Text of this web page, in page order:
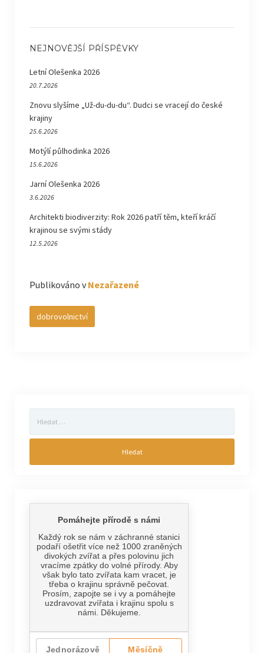
NEJNOVĚJŠÍ PŘÍSPĚVKY
Letní Olešenka 2026
20.7.2026
Znovu slyšíme „Už-du-du-du“. Dudci se vracejí do české
krajiny
25.6.2026
Motýlí půlhodinka 2026
15.6.2026
Jarní Olešenka 2026
3.6.2026
Architekti biodiverzity: Rok 2026 patří těm, kteří kráčí
krajinou se svými stády
12.5.2026
Publikováno v Nezařazené
dobrovolnictví